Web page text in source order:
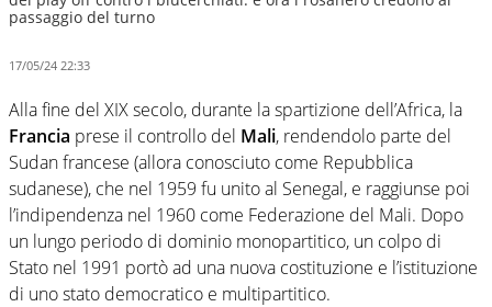
passaggio del turno
17/05/24 22:33
Alla fine del XIX secolo, durante la spartizione dell’Africa, la
Francia prese il controllo del Mali, rendendolo parte del
Sudan francese (allora conosciuto come Repubblica
sudanese), che nel 1959 fu unito al Senegal, e raggiunse poi
l’indipendenza nel 1960 come Federazione del Mali. Dopo
un lungo periodo di dominio monopartitico, un colpo di
Stato nel 1991 portò ad una nuova costituzione e l’istituzione
di uno stato democratico e multipartitico.